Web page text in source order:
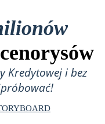
Kredytowej i bez